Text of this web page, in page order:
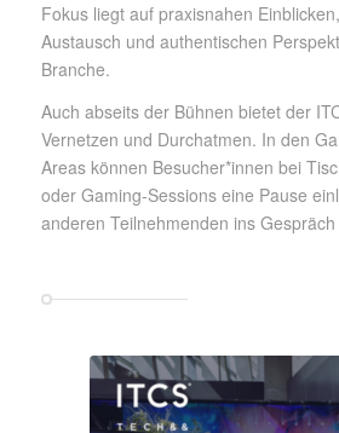
Fokus liegt auf praxisnahen
Austausch und authentischen
Branche.
Auch abseits der Bühnen bietet der
Vernetzen und Durchatmen. In den
Areas können Besucher*innen bei
oder Gaming-Sessions eine Pause
anderen Teilnehmenden ins